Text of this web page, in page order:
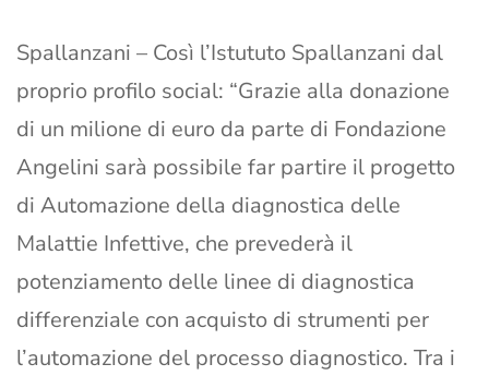
Spallanzani – Così l’Istututo Spallanzani dal
proprio profilo social: “Grazie alla donazione
di un milione di euro da parte di Fondazione
Angelini sarà possibile far partire il progetto
di Automazione della diagnostica delle
Malattie Infettive, che prevederà il
potenziamento delle linee di diagnostica
differenziale con acquisto di strumenti per
l’automazione del processo diagnostico. Tra i